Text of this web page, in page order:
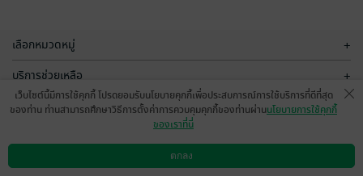
เลือกหมวดหมู่ +
บริการช่วยเหลือ +
เกี่ยวกับเรา
ดาวน์โหลดแอป วิธีการใช้งาน ติดต่อเรา
เว็บไซต์นี้มีการใช้คุกกี้ โปรดยอมรับนโยบายคุกกี้เพื่อประสบการณ์การใช้บริการที่ดีที่สุด
ของท่าน ท่านสามารถศึกษาวิธีการตั้งค่าการควบคุมคุกกี้ของท่านผ่านนโยบายการใช้คุกกี้
ของเราที่นี่
ตกลง